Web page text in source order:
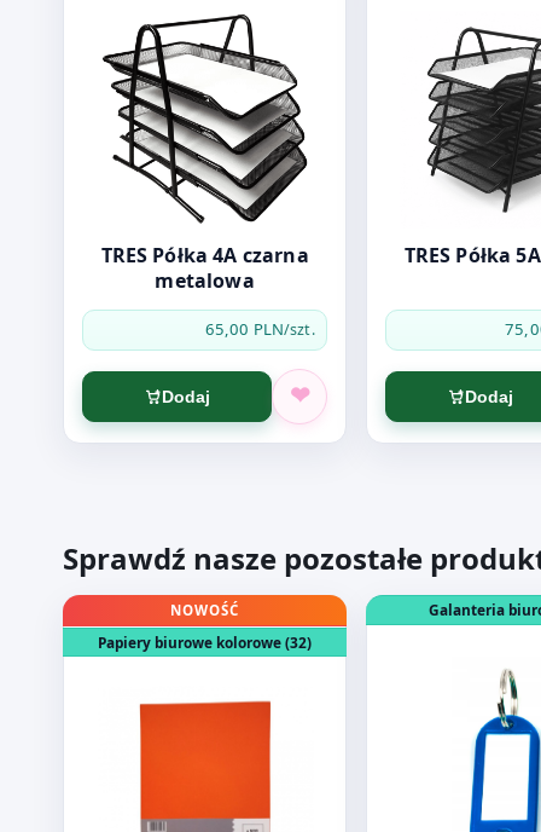
TRES Półka 4A czarna
metalowa
65,00 PLN/szt.
Dodaj
TRES Półka
Dodaj
Sprawdź nasze pozostałe
Otwórz produkt: PAPIER O.PEN A4 80G
NOWOŚĆ
Papiery biurowe kolorowe (32)
Otwórz produkt:
Galanteria